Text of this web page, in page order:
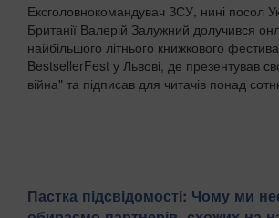
Ексголовнокомандувач ЗСУ, нині посол
Британії Валерій Залужний долучився
найбільшого літнього книжкового
BestsellerFest у Львові, де презентував
війна" та підписав для читачів понад
Пастка підсвідомості: Чому ми